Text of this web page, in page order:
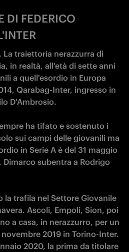
DI FEDERICO
in realtà, all'età di sette anni
a quell'esordio in Europa
Qarabag-Inter, ingresso in
D'Ambrosio.
ha tifato e sostenuto i
sui campi delle giovanili ma
in Serie A è del 31 maggio
subentra a Rodrigo
la trafila nel Settore Giovanile
Ascoli, Empoli, Sion, poi
a casa, in nerazzurro, per un
2019 in Torino-Inter.
2020, la prima da titolare